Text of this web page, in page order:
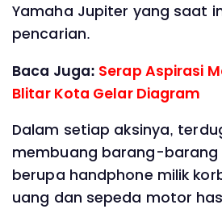
Yamaha Jupiter yang saat
pencarian.
Baca Juga: Serap Aspirasi
Blitar Kota Gelar Diagram
Dalam setiap aksinya,
membuang barang-barang
berupa handphone milik
uang dan sepeda motor